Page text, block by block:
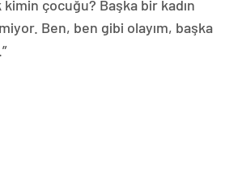
çocuğu? Başka bir kadın
Ben, ben gibi olayım, başka